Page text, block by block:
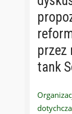
przez
tank